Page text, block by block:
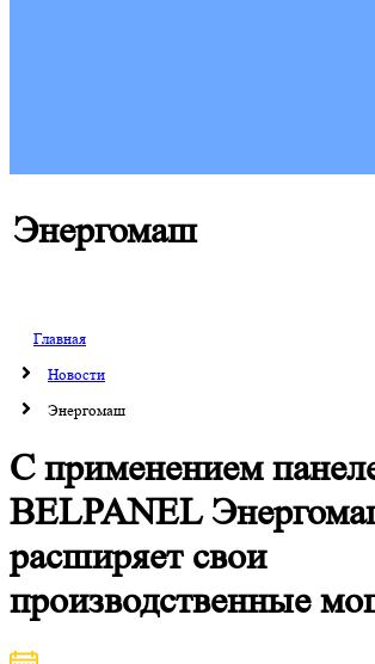
Энергомаш
Главная
Новости
Энергомаш
С применением
BELPANEL
расширяет свои
производственные